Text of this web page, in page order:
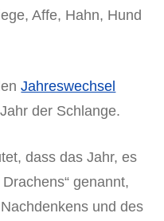
Affe, Hahn, Hund
Jahreswechsel
der Schlange.
dass das Jahr, es
genannt,
und des